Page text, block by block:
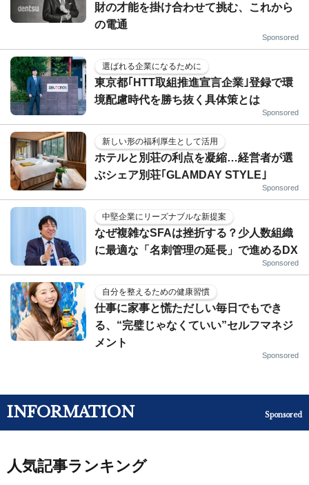
財の才能を掛け合わせて挑む、これから
の電通
Sponsored
選ばれる企業になるために
東京都｢HTT取組推進宣言企業｣登録で環
境配慮時代を勝ち抜く具体策とは
Sponsored
新しい形の福利厚生として活用
ホテルと別荘の利点を凝縮…経営者が選
ぶシェア別荘｢GLAMDAY STYLE｣
Sponsored
中堅企業にリーズナブルな新提案
なぜ複雑なSFAは挫折する？少人数組織
に最適な「名刺管理の延長」で進めるDX
Sponsored
自分を整えるための健康習慣
仕事に家事と慌ただしい毎日でもでき
る、“完璧じゃなくていい”セルフマネジ
メント
Sponsored
INFORMATION Sponsored
人気記事ランキング